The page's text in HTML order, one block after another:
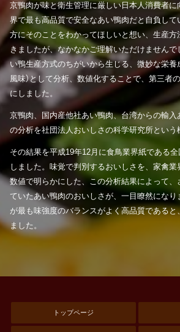
京鴨肉が味と衛生管理に厳しい日本人消費者
界で最も高品質で安全なあい鴨肉だと自負し
方にそのことをわかってほしいと想い、生産方
きましたが、なかなかご理解いただけません
い鴨生産方式のちがいから生じる、微妙な栄養
風味）として分析、数値化することで、第三者
にしました。
京鴨肉、国内産他社あい鴨肉、台湾からの輸入
の分析を社団法人おいしさの科学研究所という
その結果を平成19年12月に食鳥業界紙である
しました。味覚で判別するおいしさを、家禽
数値で明らかにした、この分析結果によって、
ていたあい鴨肉のおいしさが、一目瞭然になり
が最も味強度のバランスがよく高品質である
ました。
トップページ